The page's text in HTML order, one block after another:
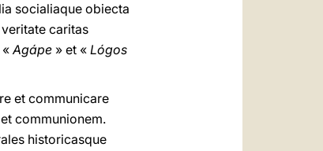
socialiaque obiecta
caritas
«Agápe » et « Lógos
et communicare
communionem.
historicasque